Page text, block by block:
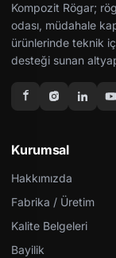
Kompozit Rögar;
odası, müdahale
ürünlerinde teknik
desteği sunan
Kurumsal
Hakkımızda
Fabrika / Üretim
Kalite Belgeleri
Bayilik